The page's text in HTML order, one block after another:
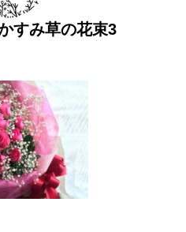
すみ草の花束3